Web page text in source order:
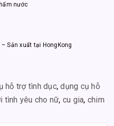
nước
Sản xuất tại HongKong
hỗ trợ tình dục,dụng cụ hỗ
tình yêu cho nữ, cu gia, chim